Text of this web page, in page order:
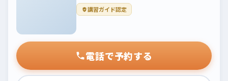
講習ガイド認定
電話で予約する